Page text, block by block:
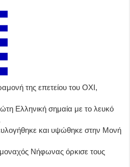
της επετείου του ΟΧΙ,
Ελληνική σημαία με το λευκό
και υψώθηκε στην Μονή
Νήφωνας όρκισε τους